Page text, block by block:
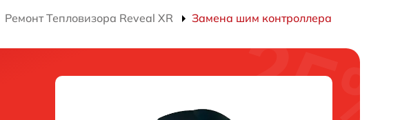
Ремонт Тепловизора Reveal XR Замена шим контроллера